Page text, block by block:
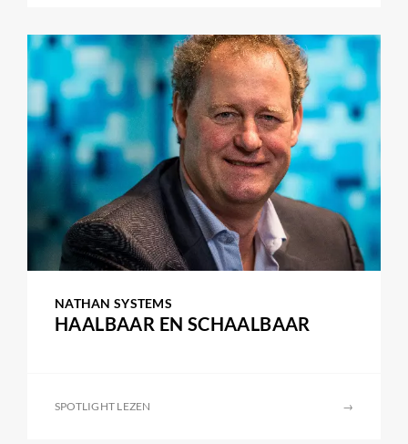
NATHAN SYSTEMS
HAALBAAR EN SCHAALBAAR
SPOTLIGHT LEZEN →